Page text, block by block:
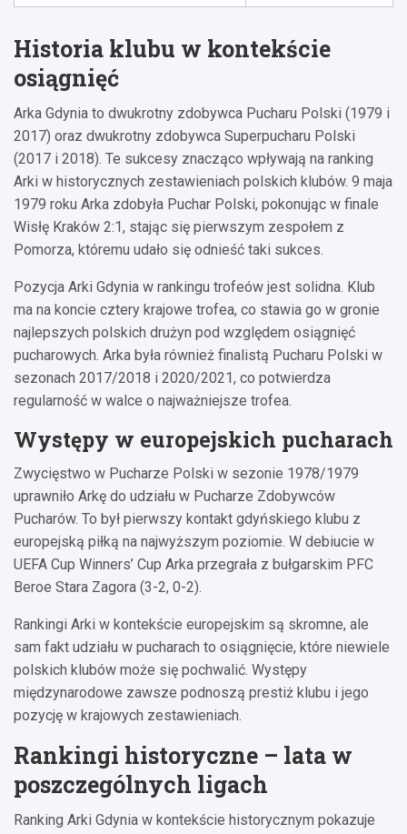
Historia klubu w kontekście
osiągnięć
Arka Gdynia to dwukrotny zdobywca Pucharu Polski (1979 i
2017) oraz dwukrotny zdobywca Superpucharu Polski
(2017 i 2018). Te sukcesy znacząco wpływają na ranking
Arki w historycznych zestawieniach polskich klubów. 9 maja
1979 roku Arka zdobyła Puchar Polski, pokonując w finale
Wisłę Kraków 2:1, stając się pierwszym zespołem z
Pomorza, któremu udało się odnieść taki sukces.
Pozycja Arki Gdynia w rankingu trofeów jest solidna. Klub
ma na koncie cztery krajowe trofea, co stawia go w gronie
najlepszych polskich drużyn pod względem osiągnięć
pucharowych. Arka była również finalistą Pucharu Polski w
sezonach 2017/2018 i 2020/2021, co potwierdza
regularność w walce o najważniejsze trofea.
Występy w europejskich pucharach
Zwycięstwo w Pucharze Polski w sezonie 1978/1979
uprawniło Arkę do udziału w Pucharze Zdobywców
Pucharów. To był pierwszy kontakt gdyńskiego klubu z
europejską piłką na najwyższym poziomie. W debiucie w
UEFA Cup Winners’ Cup Arka przegrała z bułgarskim PFC
Beroe Stara Zagora (3-2, 0-2).
Rankingi Arki w kontekście europejskim są skromne, ale
sam fakt udziału w pucharach to osiągnięcie, które niewiele
polskich klubów może się pochwalić. Występy
międzynarodowe zawsze podnoszą prestiż klubu i jego
pozycję w krajowych zestawieniach.
Rankingi historyczne – lata w
poszczególnych ligach
Ranking Arki Gdynia w kontekście historycznym pokazuje